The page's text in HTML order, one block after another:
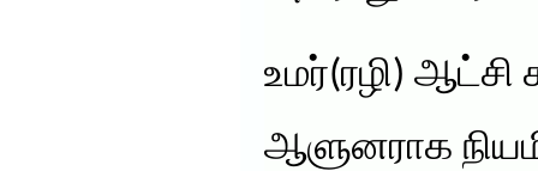
உமர்(ரழி) ஆட்சி
ஆளுனராக